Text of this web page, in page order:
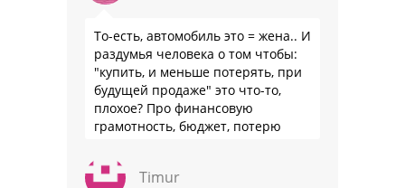
То-есть, автомобиль это = жена.. И
раздумья человека о том чтобы:
"купить, и меньше потерять, при
будущей продаже" это что-то,
плохое? Про финансовую
грамотность, бюджет, потерю
слышали?
Timur